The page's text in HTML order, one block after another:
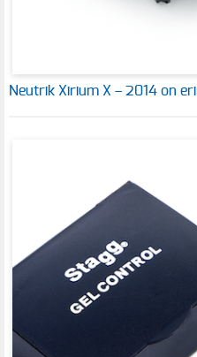
Neutrik Xirium X – 2014 on